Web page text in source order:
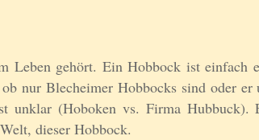
Leben gehört. Ein Hobbock ist einfach
nur Blecheimer Hobbocks sind oder er
unklar (Hoboken vs. Firma Hubbuck).
dieser Hobbock.